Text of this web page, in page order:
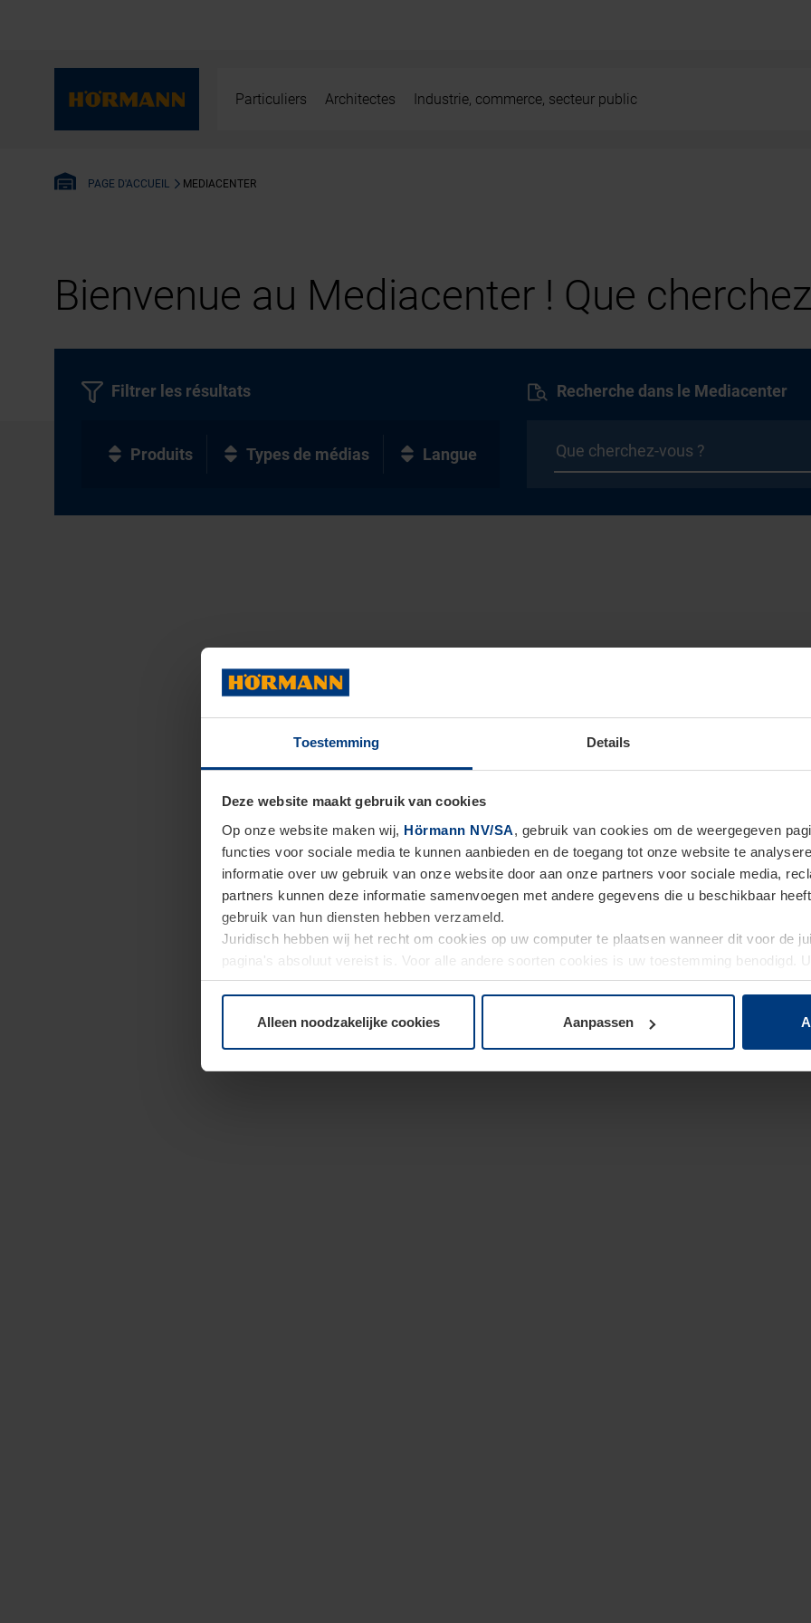
Toestemming Details
Deze website maakt gebruik van cookies
Op onze website maken wij, Hörmann NV/SA, gebruik van cookies om de weergegeven
functies voor sociale media te kunnen aanbieden en de toegang tot onze website te
informatie over uw gebruik van onze website door aan onze partners voor sociale media,
partners kunnen deze informatie samenvoegen met andere gegevens die u beschikbaar
gebruik van hun diensten hebben verzameld.
Juridisch hebben wij het recht om cookies op uw computer te plaatsen wanneer dit voor de
pagina's absoluut vereist is. Voor alle andere soorten cookies is uw toestemming benodigd.
moment bij de uitleg van de cookies op paginaPrivacyverklaringop onze website wijzigen
Alleen noodzakelijke cookies Aanpassen
Particuliers Architectes Industrie, commerce, secteur public
PAGE D'ACCUEIL MEDIACENTER
Bienvenue au Mediacenter ! Que
Recherche dans le Mediacenter
Filtrer les résultats
Produits Types de médias Langue